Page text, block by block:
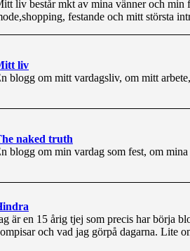
liv består mkt av mina vänner och min
festande och mitt största
liv
blogg om mitt vardagsliv, om mitt
naked truth
blogg om min vardag som fest, om
är en 15 årig tjej som precis har börja
och vad jag görpå dagarna. Lite